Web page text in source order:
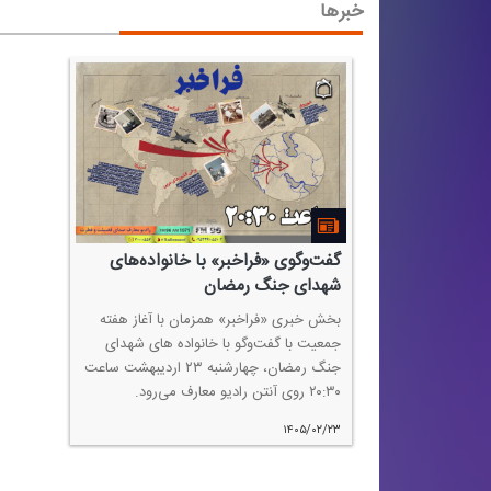
خبرها
گفت‌وگوی «فراخبر» با خانواده‌های
شهدای جنگ رمضان
بخش خبری «فراخبر» همزمان با آغاز هفته
جمعیت با گفت‌وگو با خانواده های شهدای
جنگ رمضان، چهارشنبه ۲۳ اردیبهشت ساعت
۲۰:۳۰ روی آنتن رادیو معارف می‌رود.
۱۴۰۵/۰۲/۲۳